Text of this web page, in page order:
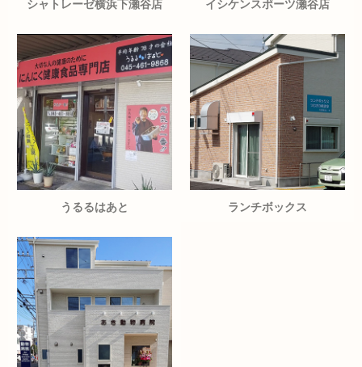
シャトレーゼ横浜下瀬谷店 イシケンスポーツ瀬谷店
うるるはあと ランチボックス